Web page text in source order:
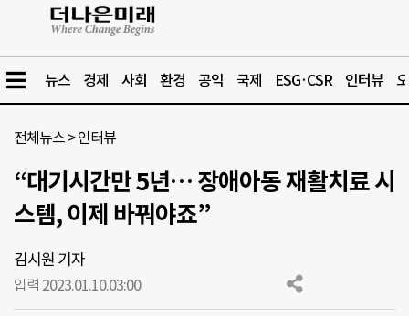
뉴스 경제 사회 환경 공익 국제 ESG·CSR 인터뷰
전체뉴스 >인터뷰
“대기시간만 5년… 장애아동 재활치료 시
스템, 이제 바꿔야죠”
김시원 기자
입력 2023.01.10.03:00